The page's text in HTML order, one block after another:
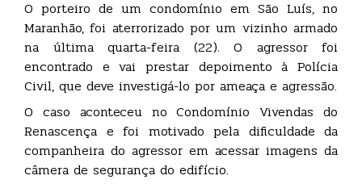
O porteiro de um condomínio em São Luís, no
Maranhão, foi aterrorizado por um vizinho armado
na última quarta-feira (22). O agressor foi
encontrado e vai prestar depoimento à Polícia
Civil, que deve investigá-lo por ameaça e agressão.
O caso aconteceu no Condomínio Vivendas do
Renascença e foi motivado pela dificuldade da
companheira do agressor em acessar imagens da
câmera de segurança do edifício.